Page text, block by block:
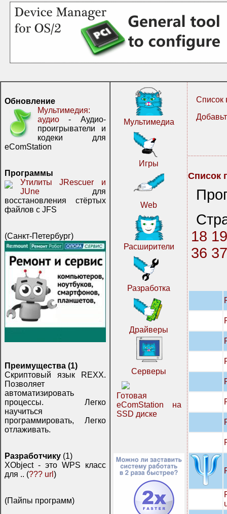
Обновление
Мультимедия:
аудио - Аудио-
проигрыватели и
кодеки для
eComStation
Программы
Утилиты JRescuer и
JUne для
восстановления стёртых
файлов с JFS
(Санкт-Петербург)
Преимущества (1)
Скриптовый язык REXX.
Позволяет
автоматизировать
процессы. Легко
научиться
программировать, Легко
отлаживать.
Разработчику (1)
XObject - это WPS класс
для .. (??? url )
(Пайпы программ)
Мультимедиа
Игры
Web
Расширители
Разработка
Драйверы
Серверы
Готовая
eComStation на
SSD диске
Список
Список
18
36 37